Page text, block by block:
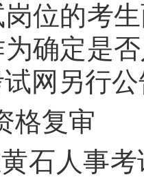
位的考
确定是
网另行
格复审
石人事